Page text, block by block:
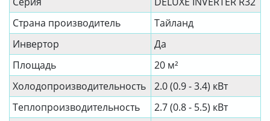
Страна производитель
Тайланд
Инвертор
Да
Площадь
20 м²
Холодопроизводительность
2.0 (0.9 - 3.4) кВт
Теплопроизводительность
2.7 (0.8 - 5.5) кВт